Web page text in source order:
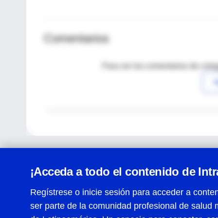
Comentarios
Para ver los comentarios de
¡Acceda a todo el contenido de
Regístrese o inicie sesión para acceder a
ser parte de la comunidad profesional de salud
Centro de Ayuda